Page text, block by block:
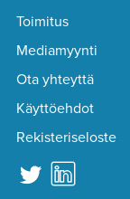
Toimitus
Mediamyynti
Ota yhteyttä
Käyttöehdot
Rekisteriseloste